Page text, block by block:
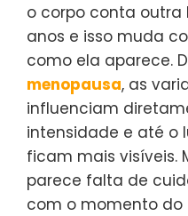
o corpo conta outra
anos e isso muda
como ela aparece.
menopausa, as
influenciam
intensidade e até o
ficam mais visíveis.
parece falta de
com o momento